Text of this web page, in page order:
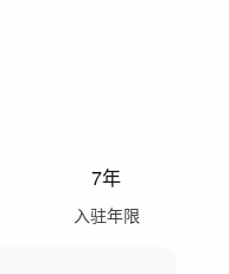
7年
入驻年限